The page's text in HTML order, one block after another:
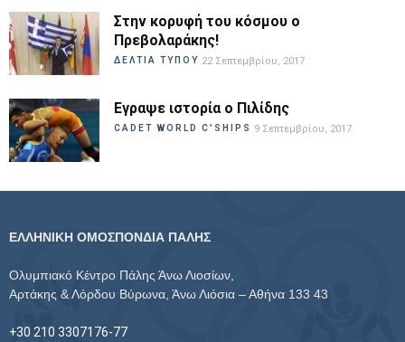
Στην κορυφή του κόσμου ο
Πρεβολαράκης!
ΔΕΛΤΙΑ ΤΥΠΟΥ 22 Σεπτεμβρίου, 2017
Εγραψε ιστορία ο Πιλίδης
CADET WORLD C'SHIPS 9 Σεπτεμβρίου, 2017
ΕΛΛΗΝΙΚΗ ΟΜΟΣΠΟΝΔΙΑ ΠΑΛΗΣ
Ολυμπιακό Κέντρο Πάλης Άνω Λιοσίων,
Αρτάκης & Λόρδου Βύρωνα, Άνω Λιόσια – Αθήνα 133 43
+30 210 3307176-77